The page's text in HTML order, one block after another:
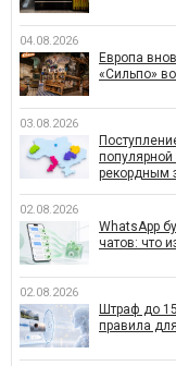
04.08.2026
Европа
«Сильпо»
03.08.2026
рекордным
02.08.2026
WhatsApp
чатов: что
02.08.2026
Штраф до
правила